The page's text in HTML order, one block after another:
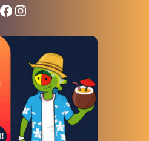
Facebook
Instagram